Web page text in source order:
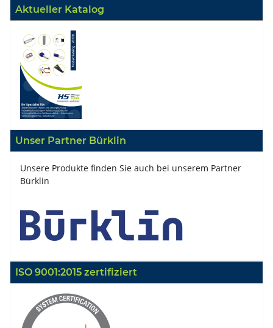
Aktueller Katalog
Unser Partner Bürklin
Unsere Produkte finden Sie auch bei unserem Partner
Bürklin
ISO 9001:2015 zertifiziert